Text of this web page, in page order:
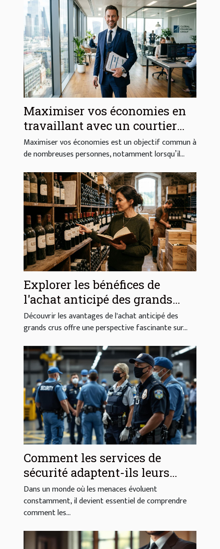
Maximiser vos économies en
travaillant avec un courtier
expérimenté
Maximiser vos économies est un objectif commun à
de nombreuses personnes, notamment lorsqu’il...
Explorer les bénéfices de
l'achat anticipé des grands
crus
Découvrir les avantages de l'achat anticipé des
grands crus offre une perspective fascinante sur...
Comment les services de
sécurité adaptent-ils leurs
stratégies aux différents
secteurs d'activité?
Dans un monde où les menaces évoluent
constamment, il devient essentiel de comprendre
comment les...